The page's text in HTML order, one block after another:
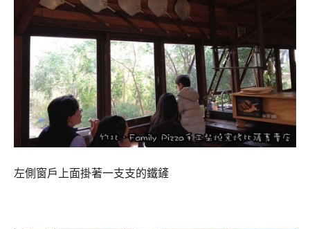
左側窗戶上面掛著一支支的鐵鏟